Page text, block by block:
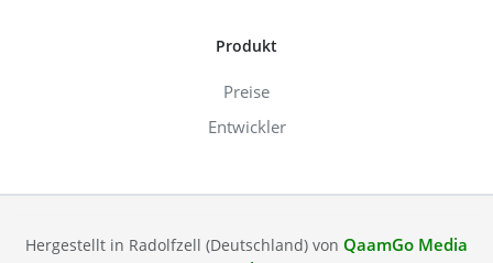
Produkt
Preise
Entwickler
Hergestellt in Radolfzell (Deutschland) von QaamGo Media